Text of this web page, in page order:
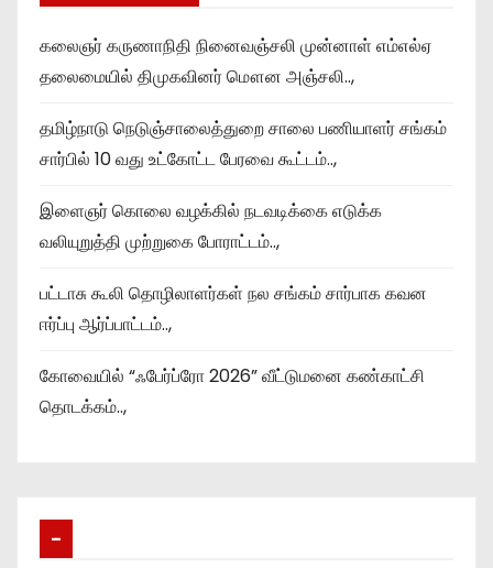
கலைஞர் கருணாநிதி நினைவஞ்சலி முன்னாள் எம்எல்ஏ
தலைமையில் திமுகவினர் மௌன அஞ்சலி..,
தமிழ்நாடு நெடுஞ்சாலைத்துறை சாலை பணியாளர் சங்கம்
சார்பில் 10 வது உட்கோட்ட பேரவை கூட்டம்..,
இளைஞர் கொலை வழக்கில் நடவடிக்கை எடுக்க
வலியுறுத்தி முற்றுகை போராட்டம்..,
பட்டாசு கூலி தொழிலாளர்கள் நல சங்கம் சார்பாக கவன
ஈர்ப்பு ஆர்ப்பாட்டம்..,
கோவையில் “ஃபேர்ப்ரோ 2026” வீட்டுமனை கண்காட்சி
தொடக்கம்..,
–